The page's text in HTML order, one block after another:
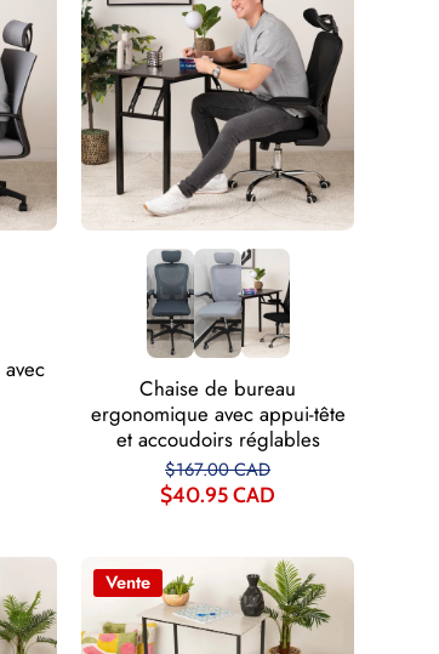
Chaise de bureau
ergonomique avec appui-tête
et accoudoirs réglables
$167.00 CAD
$40.95 CAD
Vente